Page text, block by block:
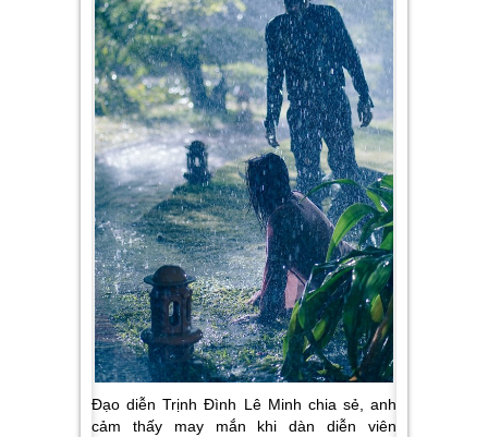
Đạo diễn Trịnh Đình Lê Minh chia sẻ, anh
cảm thấy may mắn khi dàn diễn viên